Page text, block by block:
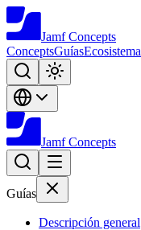
Jamf Concepts
ConceptsGuíasEcosistema
Jamf Concepts
Guías
Descripción general